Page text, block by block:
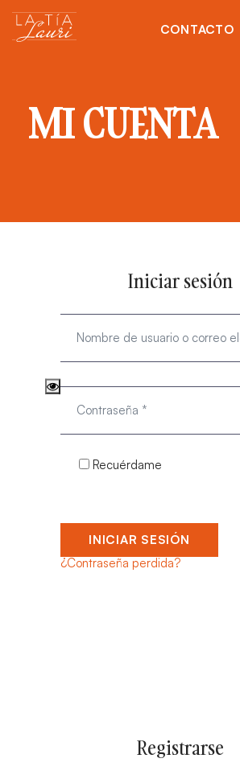
CONTACTO
MI CUENTA
Iniciar sesión
Recuérdame
INICIAR SESIÓN
¿Contraseña perdida?
Registrarse